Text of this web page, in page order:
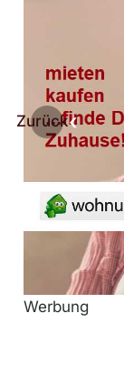
Zurück
Werbung